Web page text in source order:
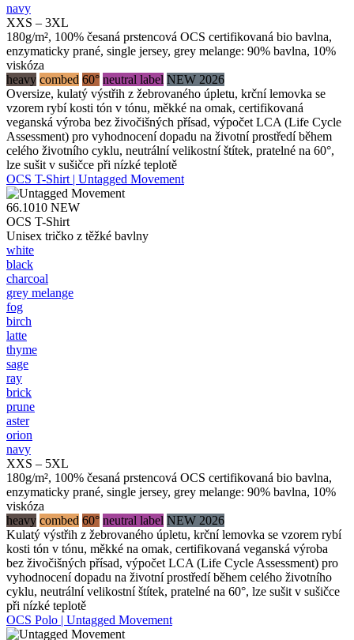
navy
XXS – 3XL
180g/m², 100% česaná prstencová OCS certifikovaná bio bavlna,
enzymaticky prané, single jersey, grey melange: 90% bavlna, 10%
viskóza
heavy combed 60° neutral label NEW 2026
Oversize, kulatý výstřih z žebrovaného úpletu, krční lemovka se
vzorem rybí kosti tón v tónu, měkké na omak, certifikovaná
veganská výroba bez živočišných přísad, výpočet LCA (Life Cycle
Assessment) pro vyhodnocení dopadu na životní prostředí během
celého životního cyklu, neutrální velikostní štítek, pratelné na 60°,
lze sušit v sušičce při nízké teplotě
OCS T-Shirt | Untagged Movement
66.1010 NEW
OCS T-Shirt
Unisex tričko z těžké bavlny
white
black
charcoal
grey melange
fog
birch
latte
thyme
sage
ray
brick
prune
aster
orion
navy
XXS – 5XL
180g/m², 100% česaná prstencová OCS certifikovaná bio bavlna,
enzymaticky prané, single jersey, grey melange: 90% bavlna, 10%
viskóza
heavy combed 60° neutral label NEW 2026
Kulatý výstřih z žebrovaného úpletu, krční lemovka se vzorem rybí
kosti tón v tónu, měkké na omak, certifikovaná veganská výroba
bez živočišných přísad, výpočet LCA (Life Cycle Assessment) pro
vyhodnocení dopadu na životní prostředí během celého životního
cyklu, neutrální velikostní štítek, pratelné na 60°, lze sušit v sušičce
při nízké teplotě
OCS Polo | Untagged Movement